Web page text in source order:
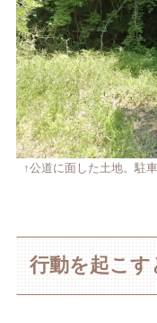
↑公道に面した土地。駐
行動を起こ